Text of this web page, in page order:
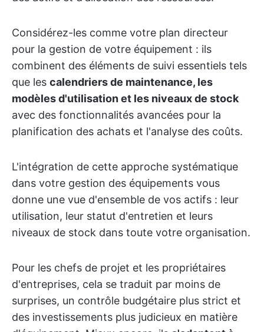
Considérez-les comme votre plan directeur
pour la gestion de votre équipement : ils
combinent des éléments de suivi essentiels tels
que les calendriers de maintenance, les
modèles d'utilisation et les niveaux de stock
avec des fonctionnalités avancées pour la
planification des achats et l'analyse des coûts.
L'intégration de cette approche systématique
dans votre gestion des équipements vous
donne une vue d'ensemble de vos actifs : leur
utilisation, leur statut d'entretien et leurs
niveaux de stock dans toute votre organisation.
Pour les chefs de projet et les propriétaires
d'entreprises, cela se traduit par moins de
surprises, un contrôle budgétaire plus strict et
des investissements plus judicieux en matière